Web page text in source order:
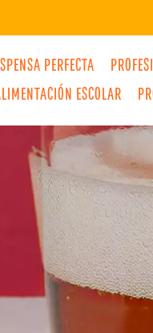
PERFECTA
ESCOLAR
MÁS
BREAKFAST
SNACKS
DRINKS